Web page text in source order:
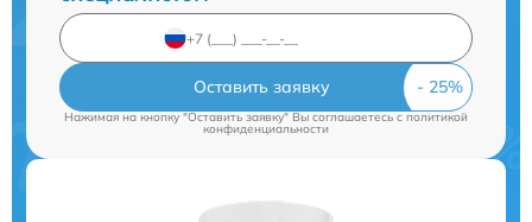
Оставить заявку
Нажимая на кнопку "Оставить заявку" Вы соглашаетесь cполитикой
конфиденциальности